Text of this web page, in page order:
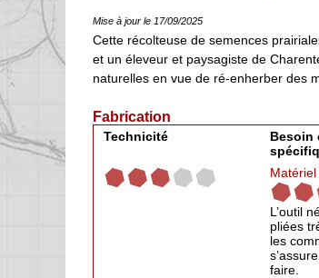
Mise à jour le 17/09/2025
Cette récolteuse de semences
et un éleveur et paysagiste de
naturelles en vue de ré-enherber des
Fabrication
Technicité
Besoin
L’outil
pliées
les
faire.